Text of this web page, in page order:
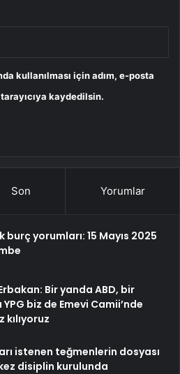
kullanılması için adım, e-posta
kaydedilsin.
Son Yorumlar
burç yorumları: 15 Mayıs 2025
Bir yanda ABD, bir
biz de Emevi Camii’nde
kılıyoruz
istenen teğmenlerin dosyası
disiplin kurulunda